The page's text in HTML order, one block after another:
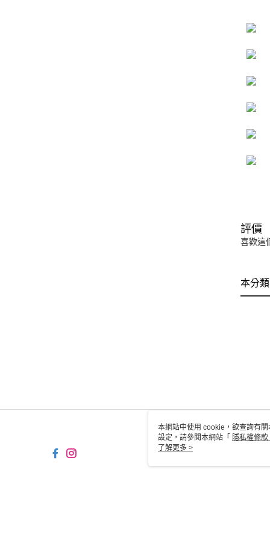
評價
喜歡這
本分
本網站中使用 cookie，欲查詢有
設定，請參閱本網站「 隱私權條款
使用 cookie。
了解更多 >